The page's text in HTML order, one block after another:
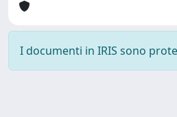
I documenti in IRIS sono